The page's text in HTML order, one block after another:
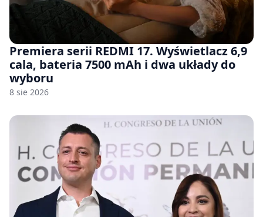
Premiera serii REDMI 17. Wyświetlacz 6,9
cala, bateria 7500 mAh i dwa układy do
wyboru
8 sie 2026